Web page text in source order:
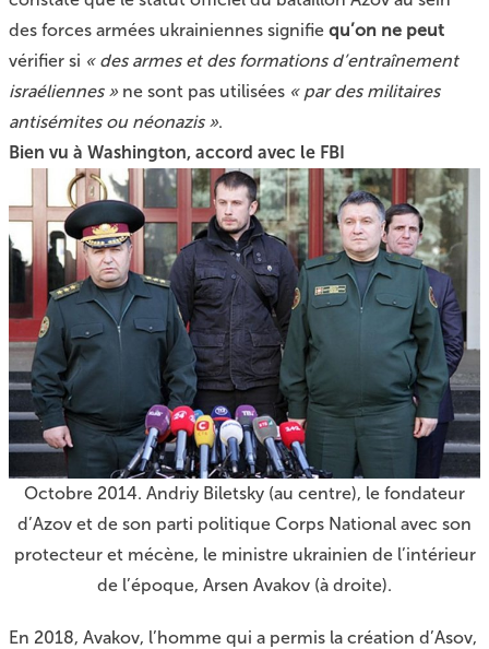
des forces armées ukrainiennes signifie qu’on ne peut
vérifier si « des armes et des formations d’entraînement
israéliennes »ne sont pas utilisées « par des militaires
antisémites ou néonazis ».
Bien vu à Washington, accord avec le FBI
Octobre 2014. Andriy Biletsky (au centre), le fondateur
d’Azov et de son parti politique Corps National avec son
protecteur et mécène, le ministre ukrainien de l’intérieur
de l’époque, Arsen Avakov (à droite).
En 2018, Avakov, l’homme qui a permis la création d’Asov,